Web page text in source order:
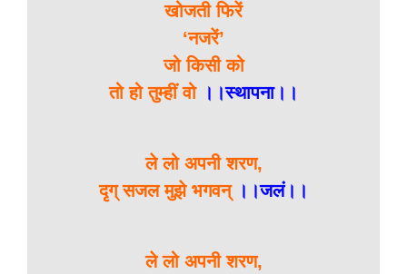
खोजती फिरें
‘नजरें’
जो किसी को
तो हो तुम्हीं वो ।।स्थापना।।
ले लो अपनी शरण,
दृग् सजल मुझे भगवन्।।जलं।।
ले लो अपनी शरण,